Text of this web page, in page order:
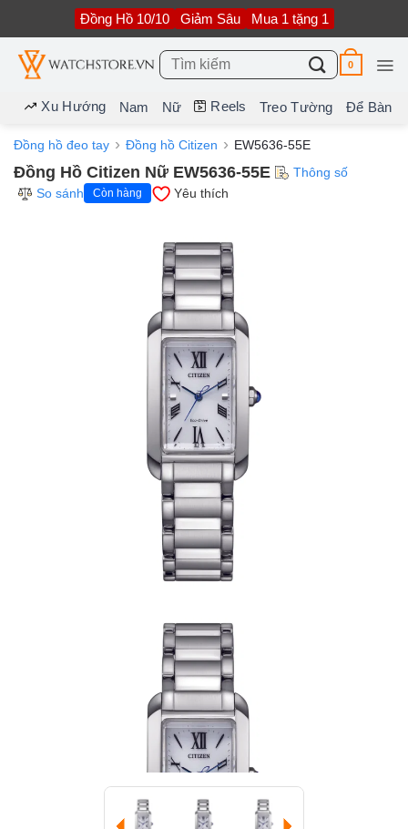
nội
dung
Đồng Hồ 10/10 Giảm Sâu Mua 1 tặng 1
Tìm
kiếm:
0
Xu Hướng Nam Nữ Reels Treo Tường Để Bàn
Đồng hồ đeo tay Đồng hồ Citizen EW5636-55E
Đồng Hồ Citizen Nữ EW5636-55E
Thông số
So sánh
Còn hàng Yêu thích